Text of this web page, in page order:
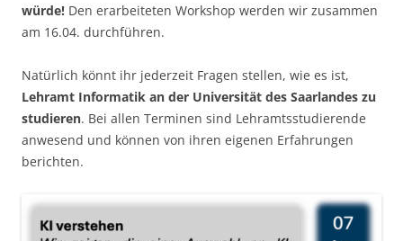
würde! Den erarbeiteten Workshop werden wir zusammen
am 16.04. durchführen.
Natürlich könnt ihr jederzeit Fragen stellen, wie es ist,
Lehramt Informatik an der Universität des Saarlandes zu
studieren. Bei allen Terminen sind Lehramtsstudierende
anwesend und können von ihren eigenen Erfahrungen
berichten.